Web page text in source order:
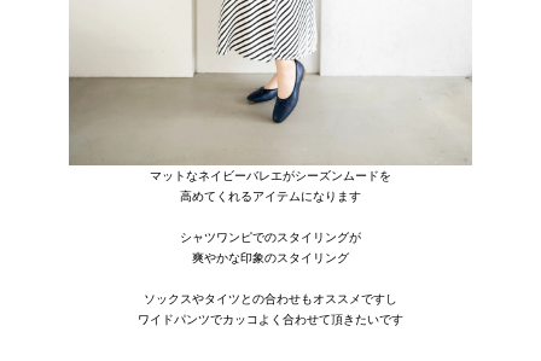
マットなネイビーバレエがシーズンムードを
高めてくれるアイテムになります
シャツワンピでのスタイリングが
爽やかな印象のスタイリング
ソックスやタイツとの合わせもオススメですし
ワイドパンツでカッコよく合わせて頂きたいです